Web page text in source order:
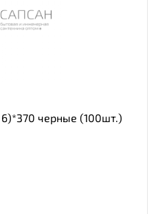
черные (100шт.)